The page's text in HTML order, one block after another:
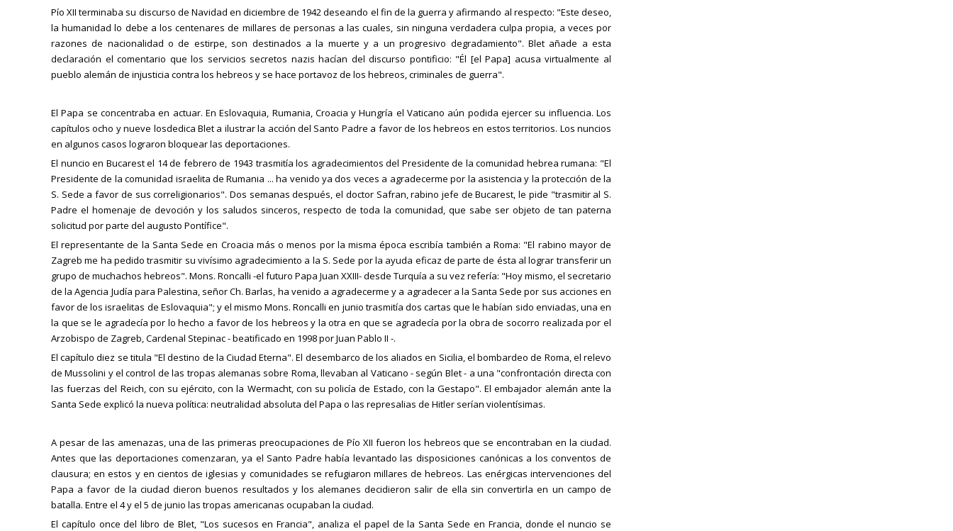
Pío XII terminaba su discurso de Navidad en diciembre de 1942 deseando el fin de la guerra y afirmando al respecto: "Este deseo,
la humanidad lo debe a los centenares de millares de personas a las cuales, sin ninguna verdadera culpa propia, a veces por
razones de nacionalidad o de estirpe, son destinados a la muerte y a un progresivo degradamiento". Blet añade a esta
declaración el comentario que los servicios secretos nazis hacían del discurso pontificio: "Él [el Papa] acusa virtualmente al
pueblo alemán de injusticia contra los hebreos y se hace portavoz de los hebreos, criminales de guerra".
El Papa se concentraba en actuar. En Eslovaquia, Rumania, Croacia y Hungría el Vaticano aún podida ejercer su influencia. Los
capítulos ocho y nueve losdedica Blet a ilustrar la acción del Santo Padre a favor de los hebreos en estos territorios. Los nuncios
en algunos casos lograron bloquear las deportaciones.
El nuncio en Bucarest el 14 de febrero de 1943 trasmitía los agradecimientos del Presidente de la comunidad hebrea rumana: "El
Presidente de la comunidad israelita de Rumania ... ha venido ya dos veces a agradecerme por la asistencia y la protección de la
S. Sede a favor de sus correligionarios". Dos semanas después, el doctor Safran, rabino jefe de Bucarest, le pide "trasmitir al S.
Padre el homenaje de devoción y los saludos sinceros, respecto de toda la comunidad, que sabe ser objeto de tan paterna
solicitud por parte del augusto Pontífice".
El representante de la Santa Sede en Croacia más o menos por la misma época escribía también a Roma: "El rabino mayor de
Zagreb me ha pedido trasmitir su vivísimo agradecimiento a la S. Sede por la ayuda eficaz de parte de ésta al lograr transferir un
grupo de muchachos hebreos". Mons. Roncalli -el futuro Papa Juan XXIII- desde Turquía a su vez refería: "Hoy mismo, el secretario
de la Agencia Judía para Palestina, señor Ch. Barlas, ha venido a agradecerme y a agradecer a la Santa Sede por sus acciones en
favor de los israelitas de Eslovaquia"; y el mismo Mons. Roncalli en junio trasmitía dos cartas que le habían sido enviadas, una en
la que se le agradecía por lo hecho a favor de los hebreos y la otra en que se agradecía por la obra de socorro realizada por el
Arzobispo de Zagreb, Cardenal Stepinac - beatificado en 1998 por Juan Pablo II -.
El capítulo diez se titula "El destino de la Ciudad Eterna". El desembarco de los aliados en Sicilia, el bombardeo de Roma, el relevo
de Mussolini y el control de las tropas alemanas sobre Roma, llevaban al Vaticano - según Blet - a una "confrontación directa con
las fuerzas del Reich, con su ejército, con la Wermacht, con su policía de Estado, con la Gestapo". El embajador alemán ante la
Santa Sede explicó la nueva política: neutralidad absoluta del Papa o las represalias de Hitler serían violentísimas.
A pesar de las amenazas, una de las primeras preocupaciones de Pío XII fueron los hebreos que se encontraban en la ciudad.
Antes que las deportaciones comenzaran, ya el Santo Padre había levantado las disposiciones canónicas a los conventos de
clausura; en estos y en cientos de iglesias y comunidades se refugiaron millares de hebreos. Las enérgicas intervenciones del
Papa a favor de la ciudad dieron buenos resultados y los alemanes decidieron salir de ella sin convertirla en un campo de
batalla. Entre el 4 y el 5 de junio las tropas americanas ocupaban la ciudad.
El capítulo once del libro de Blet, "Los sucesos en Francia", analiza el papel de la Santa Sede en Francia, donde el nuncio se